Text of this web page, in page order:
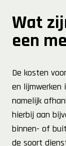
Wat
een
De kosten
en lijmwerken
namelijk
hierbij aan
binnen- of
de soort